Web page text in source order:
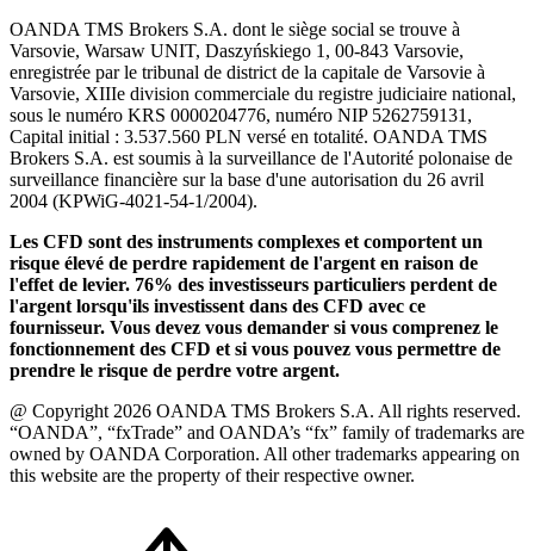
OANDA TMS Brokers S.A. dont le siège social se trouve à
Varsovie, Warsaw UNIT, Daszyńskiego 1, 00-843 Varsovie,
enregistrée par le tribunal de district de la capitale de Varsovie à
Varsovie, XIIIe division commerciale du registre judiciaire national,
sous le numéro KRS 0000204776, numéro NIP 5262759131,
Capital initial : 3.537.560 PLN versé en totalité. OANDA TMS
Brokers S.A. est soumis à la surveillance de l'Autorité polonaise de
surveillance financière sur la base d'une autorisation du 26 avril
2004 (KPWiG-4021-54-1/2004).
Les CFD sont des instruments complexes et comportent un
risque élevé de perdre rapidement de l'argent en raison de
l'effet de levier. 76% des investisseurs particuliers perdent de
l'argent lorsqu'ils investissent dans des CFD avec ce
fournisseur. Vous devez vous demander si vous comprenez le
fonctionnement des CFD et si vous pouvez vous permettre de
prendre le risque de perdre votre argent.
@ Copyright 2026 OANDA TMS Brokers S.A. All rights reserved.
“OANDA”, “fxTrade” and OANDA’s “fx” family of trademarks are
owned by OANDA Corporation. All other trademarks appearing on
this website are the property of their respective owner.